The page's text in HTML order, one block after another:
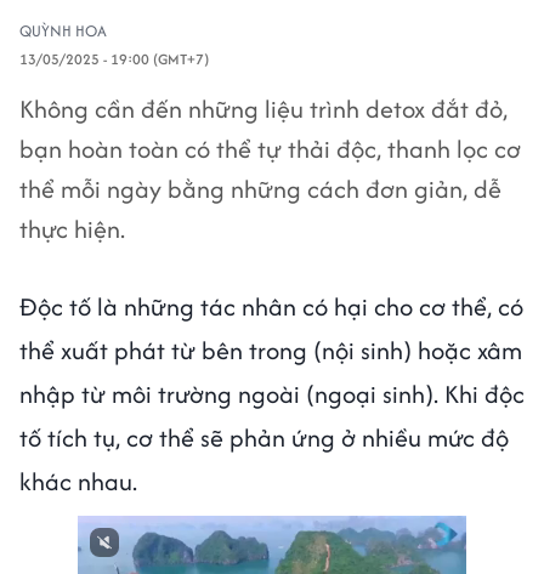
QUỲNH HOA
13/05/2025 - 19:00 (GMT+7)
Không cần đến những liệu trình detox đắt đỏ,
bạn hoàn toàn có thể tự thải độc, thanh lọc cơ
thể mỗi ngày bằng những cách đơn giản, dễ
thực hiện.
Độc tố là những tác nhân có hại cho cơ thể, có
thể xuất phát từ bên trong (nội sinh) hoặc xâm
nhập từ môi trường ngoài (ngoại sinh). Khi độc
tố tích tụ, cơ thể sẽ phản ứng ở nhiều mức độ
khác nhau.